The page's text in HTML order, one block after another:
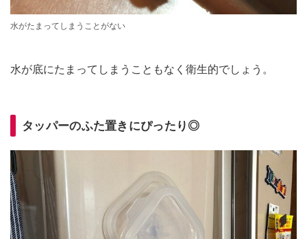
水がたまってしまうことがない
水が底にたまってしまうこともなく衛生的でしょう。
タッパーのふた置きにぴったり◎